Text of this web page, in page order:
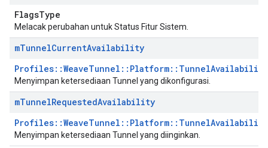
FlagsType
Melacak perubahan untuk Status Fitur Sistem.
mTunnelCurrentAvailability
Menyimpan ketersediaan Tunnel yang dikonfigurasi.
mTunnelRequestedAvailability
Menyimpan ketersediaan Tunnel yang diinginkan.